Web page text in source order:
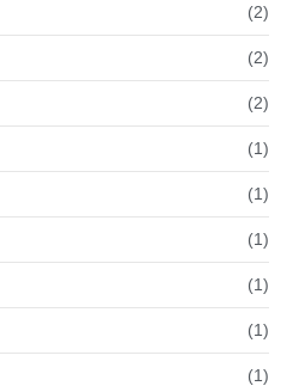
(2)
(2)
(2)
(1)
(1)
(1)
(1)
(1)
(1)